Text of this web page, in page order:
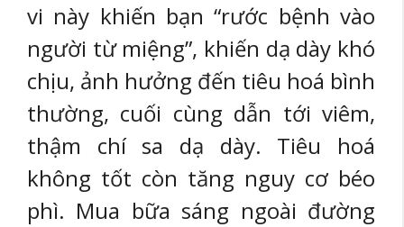
vi này khiến bạn “rước bệnh vào
người từ miệng”, khiến dạ dày khó
chịu, ảnh hưởng đến tiêu hoá bình
thường, cuối cùng dẫn tới viêm,
thậm chí sa dạ dày. Tiêu hoá
không tốt còn tăng nguy cơ béo
phì. Mua bữa sáng ngoài đường